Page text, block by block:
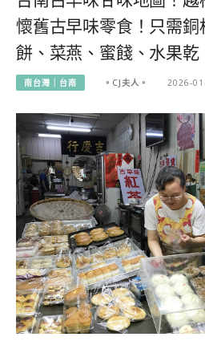
懷舊古早味零食！只需
餅、菜燕、蜜餞、水果乾
南台灣｜台南 。CJ夫人。 2026-